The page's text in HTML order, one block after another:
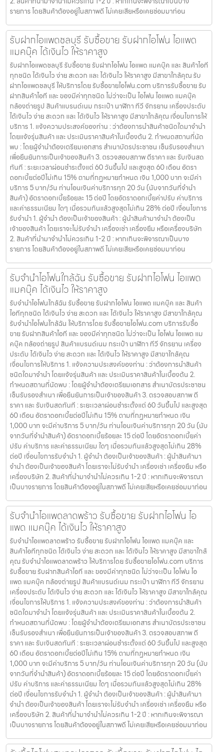
รายการ โดยสินค้าต้องอยู่ในสภาพดี ไม่เคยเสียหรือเคยซ่อมมาก่อน
รับฝากไอแพดชลบุรี รับซื้อขาย รับฝากไอโฟน ไอแพด
แมคบุ๊ค ได้เงินไว ให้ราคาสูง
รับฝากไอแพดชลบุรี รับซื้อขาย รับฝากไอโฟน ไอแพด แมคบุ๊ค และ สินค้าไอที
ทุกชนิด ได้เงินไว ง่าย สะดวก และ ได้เงินไว ให้ราคาสูง มีสาขาใกล้คุณ รับ
ฝากไอแพดชลบุรี ให้บริการโดย รับซื้อขายไอโฟน.com บริการรับซื้อขาย รับ
ฝากสินค้าไอที และ ของมีค่าทุกชนิด ไม่ว่าจะเป็น ไอโฟน ไอแพด แมคบุ๊ค
กล้องถ่ายรูป สินค้าแบรนด์เนม กระเป๋า นาฬิกา ทีวี จักรยาน เครื่องประดับ
ได้เงินไว ง่าย สะดวก และ ได้เงินไว ให้ราคาสูง มีสาขาใกล้คุณ เงื่อนไขการให้
บริการ 1. แจ้งความประสงค์ของท่าน : ว่าต้องการนำสินค้าชนิดใดมาจำนำ
โดยแจ้งรุ่นสินค้า และ ประเมินราคาสินค้าในเบื้องต้น 2. กำหนดสถานที่นัด
พบ : โดยผู้จำนำต้องเตรียมเอกสาร สำเนาบัตรประชาชน เซ็นรับรองสำเนา
เพื่อยืนยันการเป็นเจ้าของสินค้า 3. ตรวจสอบสภาพ ตีราคา และ รับเงินสด
ทันที : ระยะเวลาผ่อนชำระตั้งแต่ 60 วันขึ้นไป และสูงสุด 60 เดือน อัตรา
ดอกเบี้ยต่อปีไม่เกิน 15% ตามที่กฏหมายกำหนด เงิน 1,000 บาท จะมีค่า
บริการ 5 บาท/วัน ท่านโอนเงินค่าบริการทุก 20 วัน (นับจากวันที่จำนำ
สินค้า) อัตราดอกเบี้ยร้อยละ 15 ต่อปี โดยอัตราดอกเบี้ยค่าปรับ ค่าบริการ
และค่าธรรมเนียม ใดๆ เมื่อรวมกันแล้วสูงสุดไม่เกิน 28% ต่อปี เงื่อนไขการ
รับจำนำ 1. ผู้จำนำ ต้องเป็นเจ้าของสินค้า : ผู้นำสินค้ามาจำนำ ต้องเป็น
เจ้าของสินค้า โดยเราจะไม่รับจำนำ เครื่องเช่า เครื่องยืม หรือเครื่องบริษัท
2. สินค้าที่นำมาจำนำไม่ควรเกิน 1-2 ปี : หากเกินจะพิจารณาเป็นบาง
รายการ โดยสินค้าต้องอยู่ในสภาพดี ไม่เคยเสียหรือเคยซ่อมมาก่อน
รับจำนำไอโฟนใกล้ฉัน รับซื้อขาย รับฝากไอโฟน ไอแพด
แมคบุ๊ค ได้เงินไว ให้ราคาสูง
รับจำนำไอโฟนใกล้ฉัน รับซื้อขาย รับฝากไอโฟน ไอแพด แมคบุ๊ค และ สินค้า
ไอทีทุกชนิด ได้เงินไว ง่าย สะดวก และ ได้เงินไว ให้ราคาสูง มีสาขาใกล้คุณ
รับจำนำไอโฟนใกล้ฉัน ให้บริการโดย รับซื้อขายไอโฟน.com บริการรับซื้อ
ขาย รับฝากสินค้าไอที และ ของมีค่าทุกชนิด ไม่ว่าจะเป็น ไอโฟน ไอแพด แม
คบุ๊ค กล้องถ่ายรูป สินค้าแบรนด์เนม กระเป๋า นาฬิกา ทีวี จักรยาน เครื่อง
ประดับ ได้เงินไว ง่าย สะดวก และ ได้เงินไว ให้ราคาสูง มีสาขาใกล้คุณ
เงื่อนไขการให้บริการ 1. แจ้งความประสงค์ของท่าน : ว่าต้องการนำสินค้า
ชนิดใดมาจำนำ โดยแจ้งรุ่นสินค้า และ ประเมินราคาสินค้าในเบื้องต้น 2.
กำหนดสถานที่นัดพบ : โดยผู้จำนำต้องเตรียมเอกสาร สำเนาบัตรประชาชน
เซ็นรับรองสำเนา เพื่อยืนยันการเป็นเจ้าของสินค้า 3. ตรวจสอบสภาพ ตี
ราคา และ รับเงินสดทันที : ระยะเวลาผ่อนชำระตั้งแต่ 60 วันขึ้นไป และสูงสุด
60 เดือน อัตราดอกเบี้ยต่อปีไม่เกิน 15% ตามที่กฏหมายกำหนด เงิน
1,000 บาท จะมีค่าบริการ 5 บาท/วัน ท่านโอนเงินค่าบริการทุก 20 วัน (นับ
จากวันที่จำนำสินค้า) อัตราดอกเบี้ยร้อยละ 15 ต่อปี โดยอัตราดอกเบี้ยค่า
ปรับ ค่าบริการ และค่าธรรมเนียม ใดๆ เมื่อรวมกันแล้วสูงสุดไม่เกิน 28%
ต่อปี เงื่อนไขการรับจำนำ 1. ผู้จำนำ ต้องเป็นเจ้าของสินค้า : ผู้นำสินค้ามา
จำนำ ต้องเป็นเจ้าของสินค้า โดยเราจะไม่รับจำนำ เครื่องเช่า เครื่องยืม หรือ
เครื่องบริษัท 2. สินค้าที่นำมาจำนำไม่ควรเกิน 1-2 ปี : หากเกินจะพิจารณา
เป็นบางรายการ โดยสินค้าต้องอยู่ในสภาพดี ไม่เคยเสียหรือเคยซ่อมมาก่อน
รับจำนำไอแพดลาดพร้าว รับซื้อขาย รับฝากไอโฟน ไอ
แพด แมคบุ๊ค ได้เงินไว ให้ราคาสูง
รับจำนำไอแพดลาดพร้าว รับซื้อขาย รับฝากไอโฟน ไอแพด แมคบุ๊ค และ
สินค้าไอทีทุกชนิด ได้เงินไว ง่าย สะดวก และ ได้เงินไว ให้ราคาสูง มีสาขาใกล้
คุณ รับจำนำไอแพดลาดพร้าว ให้บริการโดย รับซื้อขายไอโฟน.com บริการ
รับซื้อขาย รับฝากสินค้าไอที และ ของมีค่าทุกชนิด ไม่ว่าจะเป็น ไอโฟน ไอ
แพด แมคบุ๊ค กล้องถ่ายรูป สินค้าแบรนด์เนม กระเป๋า นาฬิกา ทีวี จักรยาน
เครื่องประดับ ได้เงินไว ง่าย สะดวก และ ได้เงินไว ให้ราคาสูง มีสาขาใกล้คุณ
เงื่อนไขการให้บริการ 1. แจ้งความประสงค์ของท่าน : ว่าต้องการนำสินค้า
ชนิดใดมาจำนำ โดยแจ้งรุ่นสินค้า และ ประเมินราคาสินค้าในเบื้องต้น 2.
กำหนดสถานที่นัดพบ : โดยผู้จำนำต้องเตรียมเอกสาร สำเนาบัตรประชาชน
เซ็นรับรองสำเนา เพื่อยืนยันการเป็นเจ้าของสินค้า 3. ตรวจสอบสภาพ ตี
ราคา และ รับเงินสดทันที : ระยะเวลาผ่อนชำระตั้งแต่ 60 วันขึ้นไป และสูงสุด
60 เดือน อัตราดอกเบี้ยต่อปีไม่เกิน 15% ตามที่กฏหมายกำหนด เงิน
1,000 บาท จะมีค่าบริการ 5 บาท/วัน ท่านโอนเงินค่าบริการทุก 20 วัน (นับ
จากวันที่จำนำสินค้า) อัตราดอกเบี้ยร้อยละ 15 ต่อปี โดยอัตราดอกเบี้ยค่า
ปรับ ค่าบริการ และค่าธรรมเนียม ใดๆ เมื่อรวมกันแล้วสูงสุดไม่เกิน 28%
ต่อปี เงื่อนไขการรับจำนำ 1. ผู้จำนำ ต้องเป็นเจ้าของสินค้า : ผู้นำสินค้ามา
จำนำ ต้องเป็นเจ้าของสินค้า โดยเราจะไม่รับจำนำ เครื่องเช่า เครื่องยืม หรือ
เครื่องบริษัท 2. สินค้าที่นำมาจำนำไม่ควรเกิน 1-2 ปี : หากเกินจะพิจารณา
เป็นบางรายการ โดยสินค้าต้องอยู่ในสภาพดี ไม่เคยเสียหรือเคยซ่อมมาก่อน